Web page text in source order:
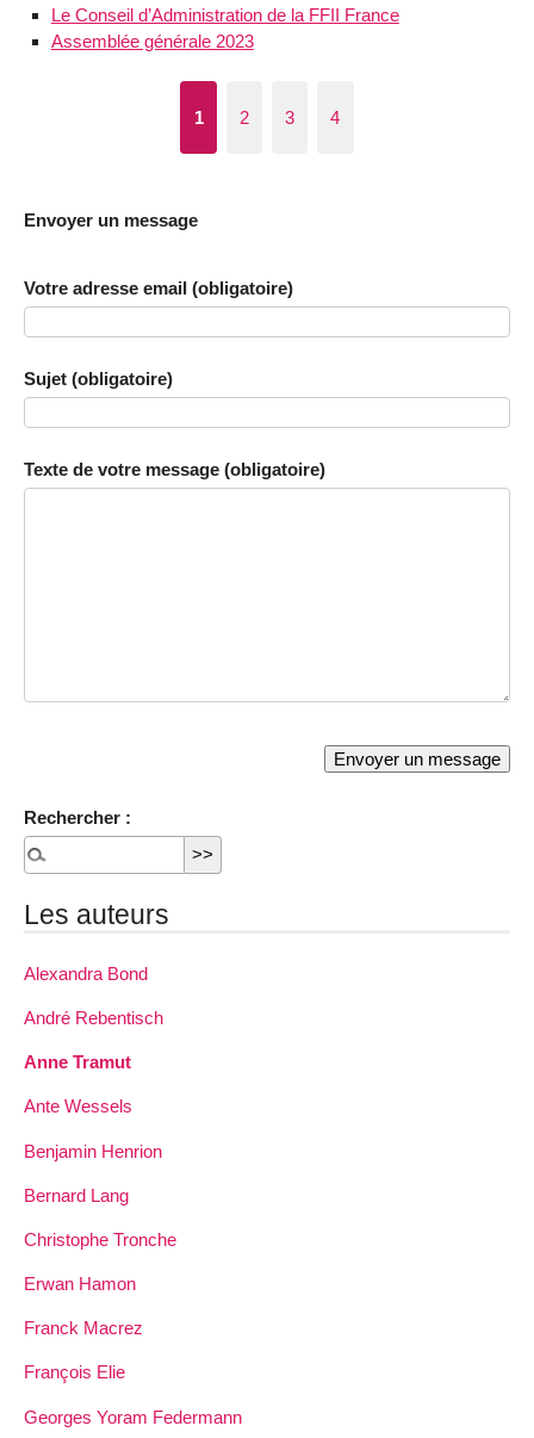
Le Conseil d’Administration de la FFII France
Assemblée générale 2023
1 2 3 4
Envoyer un message
Votre adresse email (obligatoire)
Sujet (obligatoire)
Texte de votre message (obligatoire)
Rechercher :
Les auteurs
Alexandra Bond
André Rebentisch
Anne Tramut
Ante Wessels
Benjamin Henrion
Bernard Lang
Christophe Tronche
Erwan Hamon
Franck Macrez
François Elie
Georges Yoram Federmann